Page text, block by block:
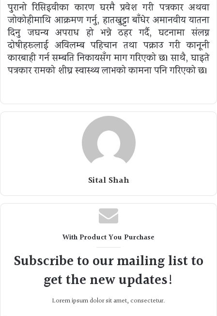
पुरानो रिसिइवीका कारण घरमै प्रवेश गरी पत्रकार अथवा
जोकोहीमाथि आक्रमण गर्नु, हातखुट्टा बाँधेर अमानवीय यातना
दिनु जघन्य अपराध हो भन्ने ठहर गर्दै, घटनामा संलग्न
दोषीहरूलाई अविलम्ब पहिचान तथा पक्राउ गरी कानूनी
कारबाही गर्न सम्बन्धित निकायसँग माग गरिएको छ। साथै, घाइते
पत्रकार रामको शीघ्र स्वास्थ्य लाभको कामना पनि गरिएको छ।
Sital Shah
With Product You Purchase
Subscribe to our mailing list to
get the new updates!
Lorem ipsum dolor sit amet, consectetur.